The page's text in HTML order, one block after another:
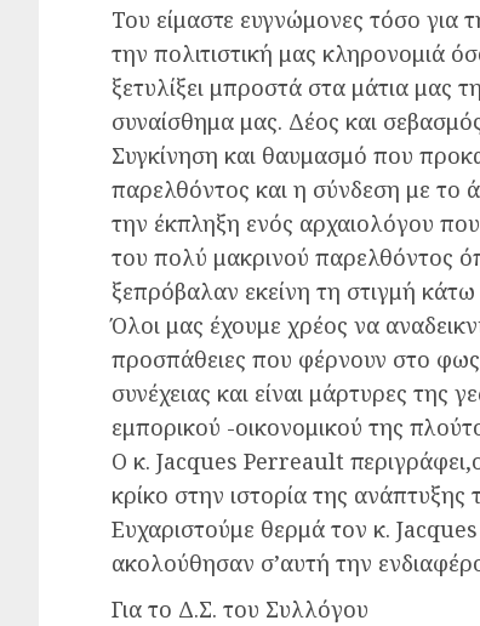
Του είμαστε ευγνώμονες τόσο για
την πολιτιστική μας κληρονομιά
ξετυλίξει μπροστά στα μάτια μας
συναίσθημα μας. Δέος και
Συγκίνηση και θαυμασμό που
παρελθόντος και η σύνδεση με το
την έκπληξη ενός αρχαιολόγου
του πολύ μακρινού παρελθόντος
ξεπρόβαλαν εκείνη τη στιγμή
Όλοι μας έχουμε χρέος να
προσπάθειες που φέρνουν στο φως
συνέχειας και είναι μάρτυρες της
εμπορικού -οικονομικού της
Ο κ. Jacques Perreault
κρίκο στην ιστορία της ανάπτυξης
Ευχαριστούμε θερμά τον κ.
ακολούθησαν σ’αυτή την
Για το Δ.Σ. του Συλλόγου